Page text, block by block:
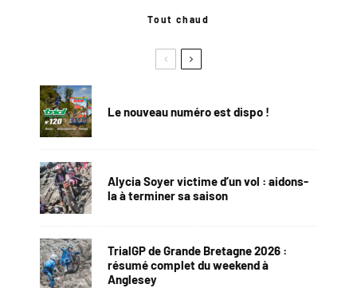
Tout chaud
Le nouveau numéro est dispo !
Alycia Soyer victime d’un vol : aidons-
la à terminer sa saison
TrialGP de Grande Bretagne 2026 :
résumé complet du weekend à
Anglesey